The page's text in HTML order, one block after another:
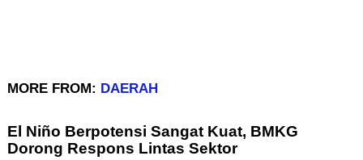
MORE FROM: DAERAH
El Niño Berpotensi Sangat Kuat, BMKG
Dorong Respons Lintas Sektor